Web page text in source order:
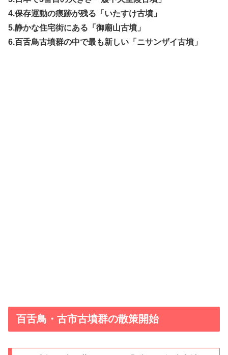
4.保存運動の痕跡が残る「いたすけ古墳」
5.静かな住宅街にある「御廟山古墳」
6.百舌鳥古墳群の中で最も新しい「ニサンザイ古墳」
百舌鳥・古市古墳群の散策開始